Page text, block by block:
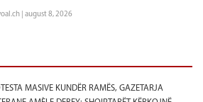
| august 8, 2026
MASIVE KUNDËR RAMËS, GAZETARJA